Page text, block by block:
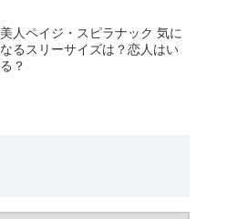
美人ペイジ・スピラナック 気に
なるスリーサイズは？恋人はい
る？